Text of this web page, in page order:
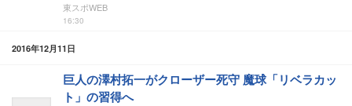
東スポWEB
16:30
2016年12月11日
巨人の澤村拓一がクローザー死守 魔球「リベラカッ
ト」の習得へ